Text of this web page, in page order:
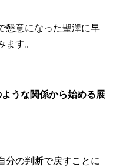
懇意になった聖澤に早
ます。
うな関係から始める展
分の判断で戻すことに